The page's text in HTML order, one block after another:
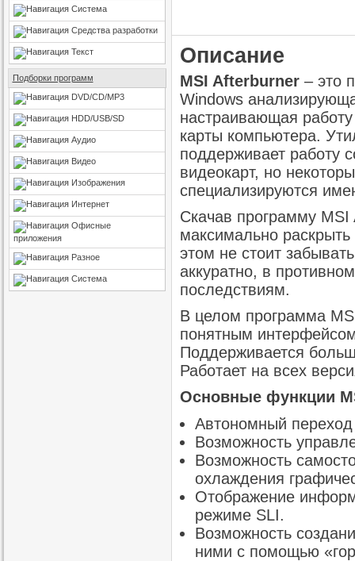
Система
Средства разработки
Текст
Подборки программ
DVD/CD/MP3
HDD/USB/SD
Аудио
Видео
Изображения
Интернет
Офисные
приложения
Разное
Система
Описание
MSI Afterburner– это
Windows
настраивающая
карты компьютера.
поддерживает работу
видеокарт, но
специализируются
Скачав программу
максимально
этом не стоит
аккуратно, в
последствиям.
В целом программа
понятным
Поддерживается
Работает на всех
Основные функции
Автономный
Возможность
Возможность
охлаждения
Отображение
режиме SLI.
Возможность
ними с помощью